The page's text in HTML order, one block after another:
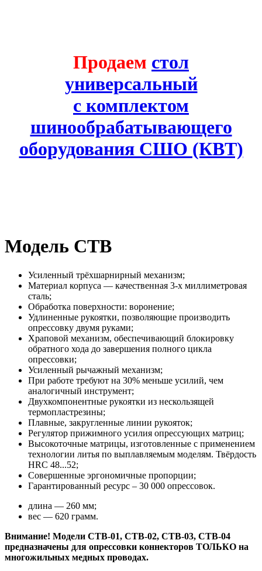
Продаем стол
универсальный
с комплектом
шинообрабатывающего
оборудования СШО (КВТ)
Mодель CTB
Усиленный трёхшарнирный механизм;
Материал корпуса — качественная 3-х миллиметровая
сталь;
Обработка поверхности: воронение;
Удлиненные рукоятки, позволяющие производить
опрессовку двумя руками;
Храповой механизм, обеспечивающий блокировку
обратного хода до завершения полного цикла
опрессовки;
Усиленный рычажный механизм;
При работе требуют на 30% меньше усилий, чем
аналогичный инструмент;
Двухкомпонентные рукоятки из нескользящей
термопластрезины;
Плавные, закругленные линии рукояток;
Регулятор прижимного усилия опрессующих матриц;
Высокоточные матрицы, изготовленные с применением
технологии литья по выплавляемым моделям. Твёрдость
HRC 48...52;
Совершенные эргономичные пропорции;
Гарантированный ресурс – 30 000 опрессовок.
длина — 260 мм;
вес — 620 грамм.
Внимание! Модели CTB-01, CTB-02, CTB-03, CTB-04
предназначены для опрессовки коннекторов ТОЛЬКО на
многожильных медных проводах.